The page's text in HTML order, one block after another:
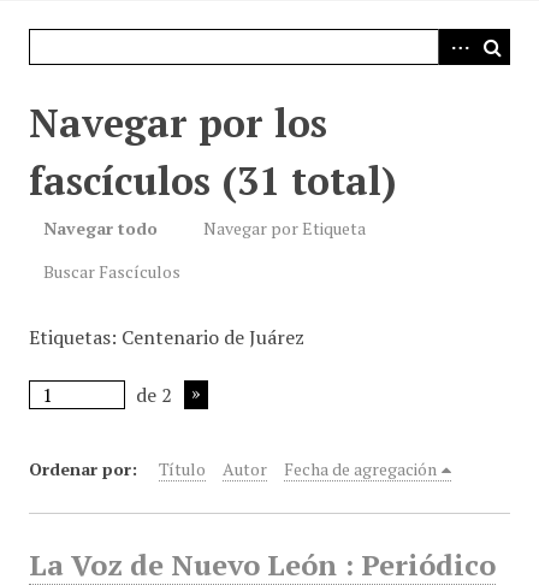
Navegar por los
fascículos (31 total)
Navegar todo
Navegar por Etiqueta
Buscar Fascículos
Etiquetas: Centenario de Juárez
de 2
Ordenar por: Título Autor Fecha de agregación
La Voz de Nuevo León : Periódico